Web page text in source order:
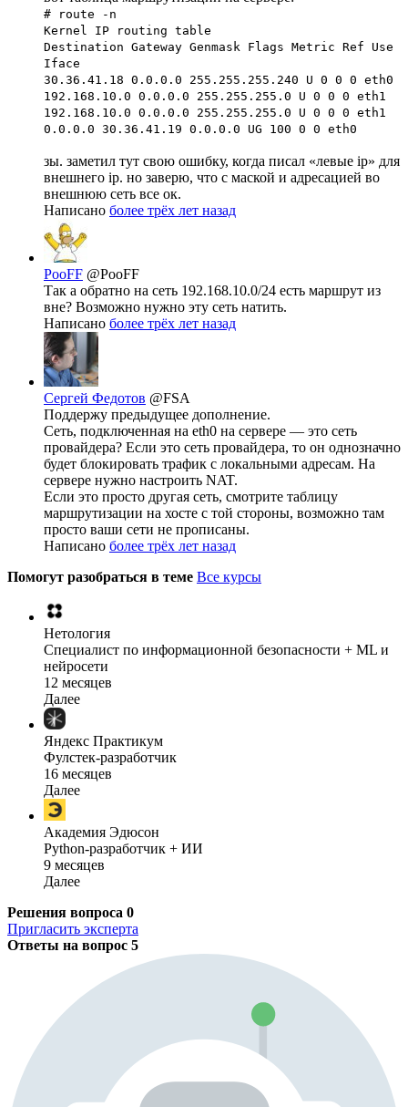
# route -n
Kernel IP routing table
Destination Gateway Genmask Flags Metric Ref Use
Iface
30.36.41.18 0.0.0.0 255.255.255.240 U 0 0 0 eth0
192.168.10.0 0.0.0.0 255.255.255.0 U 0 0 0 eth1
192.168.10.0 0.0.0.0 255.255.255.0 U 0 0 0 eth1
0.0.0.0 30.36.41.19 0.0.0.0 UG 100 0 0 eth0
зы. заметил тут свою ошибку, когда писал «левые ip» для
внешнего ip. но заверю, что с маской и адресацией во
внешнюю сеть все ок.
Написано более трёх лет назад
PooFF @PooFF
Так а обратно на сеть 192.168.10.0/24 есть маршрут из
вне? Возможно нужно эту сеть натить.
Написано более трёх лет назад
Сергей Федотов @FSA
Поддержу предыдущее дополнение.
Сеть, подключенная на eth0 на сервере — это сеть
провайдера? Если это сеть провайдера, то он однозначно
будет блокировать трафик с локальными адресам. На
сервере нужно настроить NAT.
Если это просто другая сеть, смотрите таблицу
маршрутизации на хосте с той стороны, возможно там
просто ваши сети не прописаны.
Написано более трёх лет назад
Помогут разобраться в теме Все курсы
Нетология
Специалист по информационной безопасности + ML и
нейросети
12 месяцев
Далее
Яндекс Практикум
Фулстек-разработчик
16 месяцев
Далее
Академия Эдюсон
Python-разработчик + ИИ
9 месяцев
Далее
Решения вопроса 0
Пригласить эксперта
Ответы на вопрос 5